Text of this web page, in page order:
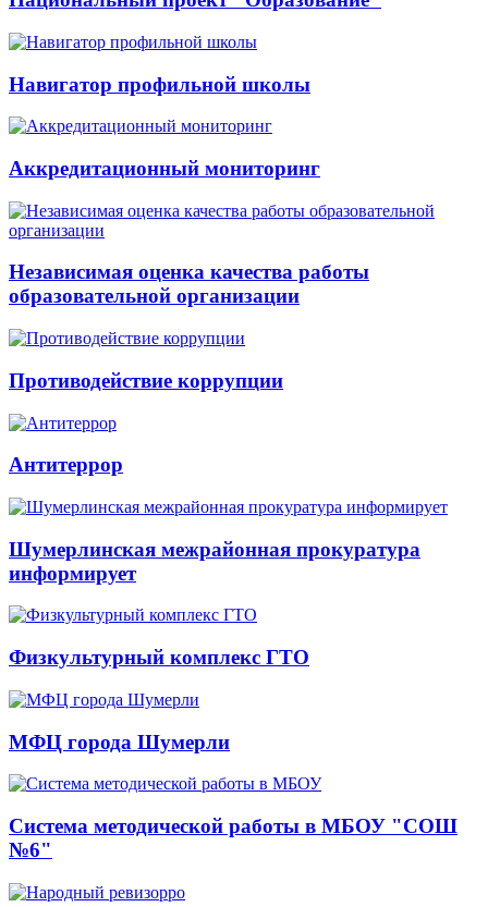
Навигатор профильной школы
Аккредитационный мониторинг
Независимая оценка качества работы
образовательной организации
Противодействие коррупции
Антитеррор
Шумерлинская межрайонная прокуратура
информирует
Физкультурный комплекс ГТО
МФЦ города Шумерли
Система методической работы в МБОУ "СОШ
№6"